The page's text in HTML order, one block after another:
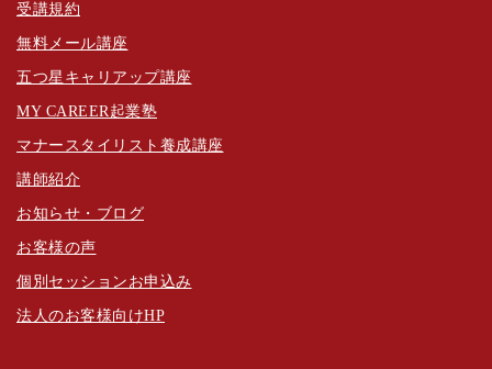
受講規約
無料メール講座
五つ星キャリアップ講座
MY CAREER起業塾
マナースタイリスト養成講座
講師紹介
お知らせ・ブログ
お客様の声
個別セッションお申込み
法人のお客様向けHP